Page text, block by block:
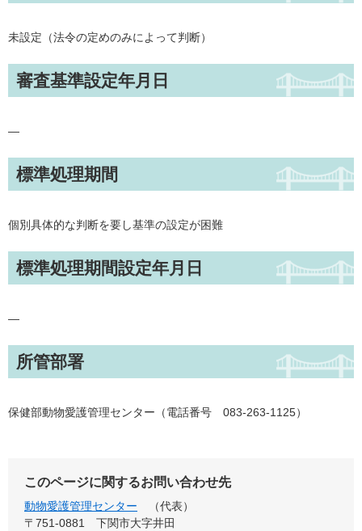
未設定（法令の定めのみによって判断）
審査基準設定年月日
—
標準処理期間
個別具体的な判断を要し基準の設定が困難
標準処理期間設定年月日
—
所管部署
保健部動物愛護管理センター（電話番号 083-263-1125）
このページに関するお問い合わせ先
動物愛護管理センター
代表
〒751-0881
下関市大字井田